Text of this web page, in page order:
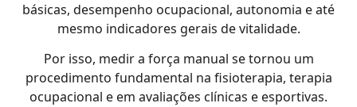
básicas, desempenho ocupacional, autonomia e até
mesmo indicadores gerais de vitalidade.
Por isso, medir a força manual se tornou um
procedimento fundamental na fisioterapia, terapia
ocupacional e em avaliações clínicas e esportivas.